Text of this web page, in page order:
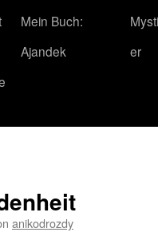
Mein Buch:
Ajandek
er
anikodrozdy